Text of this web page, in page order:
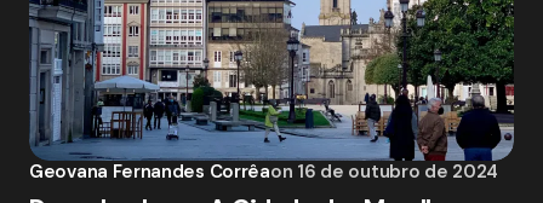
Geovana Fernandes Corrêaon 16 de outubro de 2024